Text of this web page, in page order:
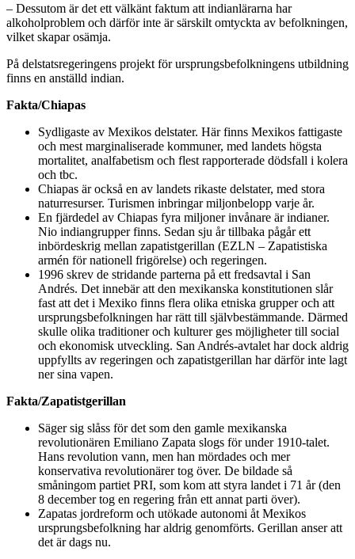
– Dessutom är det ett välkänt faktum att indianlärarna har
alkoholproblem och därför inte är särskilt omtyckta av befolkningen,
vilket skapar osämja.
På delstatsregeringens projekt för ursprungsbefolkningens utbildning
finns en anställd indian.
Fakta/Chiapas
Sydligaste av Mexikos delstater. Här finns Mexikos fattigaste
och mest marginaliserade kommuner, med landets högsta
mortalitet, analfabetism och flest rapporterade dödsfall i kolera
och tbc.
Chiapas är också en av landets rikaste delstater, med stora
naturresurser. Turismen inbringar miljonbelopp varje år.
En fjärdedel av Chiapas fyra miljoner invånare är indianer.
Nio indiangrupper finns. Sedan sju år tillbaka pågår ett
inbördeskrig mellan zapatistgerillan (EZLN – Zapatistiska
armén för nationell frigörelse) och regeringen.
1996 skrev de stridande parterna på ett fredsavtal i San
Andrés. Det innebär att den mexikanska konstitutionen slår
fast att det i Mexiko finns flera olika etniska grupper och att
ursprungsbefolkningen har rätt till självbestämmande. Därmed
skulle olika traditioner och kulturer ges möjligheter till social
och ekonomisk utveckling. San Andrés-avtalet har dock aldrig
uppfyllts av regeringen och zapatistgerillan har därför inte lagt
ner sina vapen.
Fakta/Zapatistgerillan
Säger sig slåss för det som den gamle mexikanska
revolutionären Emiliano Zapata slogs för under 1910-talet.
Hans revolution vann, men han mördades och mer
konservativa revolutionärer tog över. De bildade så
småningom partiet PRI, som kom att styra landet i 71 år (den
8 december tog en regering från ett annat parti över).
Zapatas jordreform och utökade autonomi åt Mexikos
ursprungsbefolkning har aldrig genomförts. Gerillan anser att
det är dags nu.